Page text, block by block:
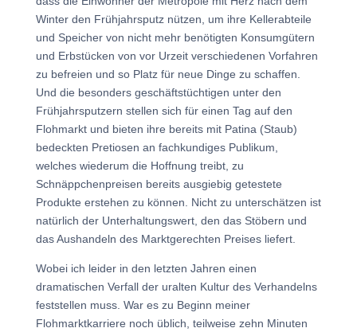
Winter den Frühjahrsputz nützen, um ihre Kellerabteile
und Speicher von nicht mehr benötigten Konsumgütern
und Erbstücken von vor Urzeit verschiedenen Vorfahren
zu befreien und so Platz für neue Dinge zu schaffen.
Und die besonders geschäftstüchtigen unter den
Frühjahrsputzern stellen sich für einen Tag auf den
Flohmarkt und bieten ihre bereits mit Patina (Staub)
bedeckten Pretiosen an fachkundiges Publikum,
welches wiederum die Hoffnung treibt, zu
Schnäppchenpreisen bereits ausgiebig getestete
Produkte erstehen zu können. Nicht zu unterschätzen ist
natürlich der Unterhaltungswert, den das Stöbern und
das Aushandeln des Marktgerechten Preises liefert.
Wobei ich leider in den letzten Jahren einen
dramatischen Verfall der uralten Kultur des Verhandelns
feststellen muss. War es zu Beginn meiner
Flohmarktkarriere noch üblich, teilweise zehn Minuten